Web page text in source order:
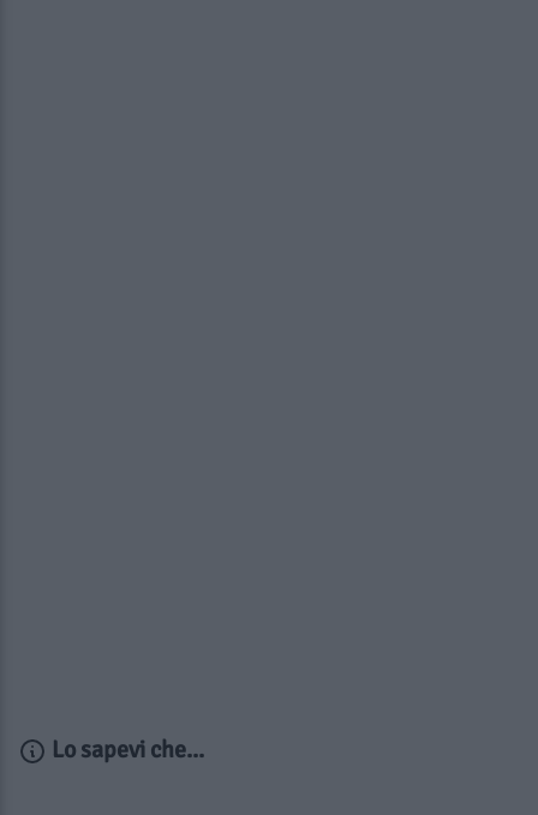
Lo sapevi che...